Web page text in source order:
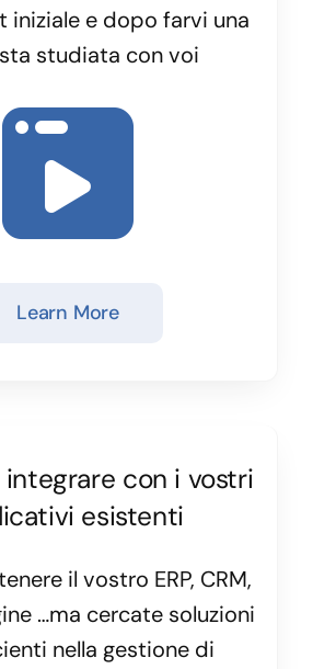
iniziale e dopo farvi una
studiata con voi
Learn More
con i vostri
esistenti
il vostro ERP, CRM,
…ma cercate soluzioni
nella gestione di